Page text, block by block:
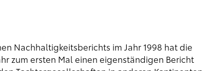
Nachhaltigkeitsberichts im Jahr 1998 hat die
zum ersten Mal einen eigenständigen Bericht